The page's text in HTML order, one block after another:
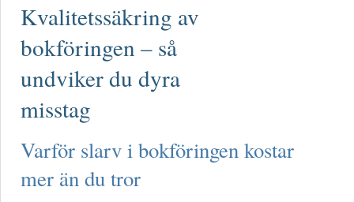
Kvalitetssäkring av
bokföringen – så
undviker du dyra
misstag
Varför slarv i bokföringen kostar
mer än du tror